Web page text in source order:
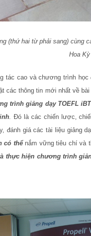
(thứ hai từ phải sang) cùng
Hoa Kỳ
tác cao và chương trình
các thông tin mới nhất về
trình giảng dạy TOEFL
. Đó là các chiến lược,
đánh giá các tài liệu giảng
có thểnắm vững tiêu chí và
thực hiện chương trình